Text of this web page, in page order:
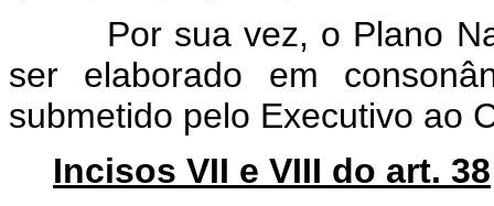
Por sua vez, o Plano
ser elaborado em
submetido pelo Executivo ao
Incisos VII e VIII do art. 38